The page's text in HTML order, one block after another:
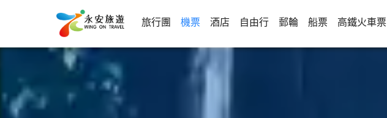
旅行團 機票 酒店 自由行 郵輪 船票 高鐵火車票